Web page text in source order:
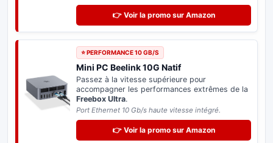
👉 Voir la promo sur Amazon
⭐ PERFORMANCE 10 GB/S
Mini PC Beelink 10G Natif
Passez à la vitesse supérieure pour
accompagner les performances extrêmes de la
Freebox Ultra.
Port Ethernet 10 Gb/s haute vitesse intégré.
👉 Voir la promo sur Amazon